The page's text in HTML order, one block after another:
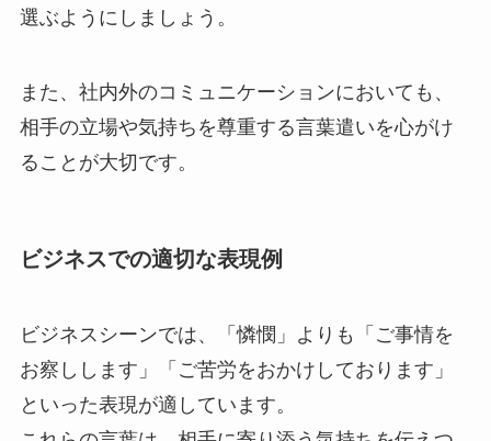
選ぶようにしましょう。
また、社内外のコミュニケーションにおいても、
相手の立場や気持ちを尊重する言葉遣いを心がけ
ることが大切です。
ビジネスでの適切な表現例
ビジネスシーンでは、「憐憫」よりも「ご事情を
お察しします」「ご苦労をおかけしております」
といった表現が適しています。